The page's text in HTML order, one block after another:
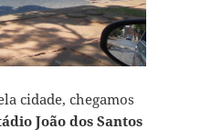
cidade, chegamos
João dos Santos